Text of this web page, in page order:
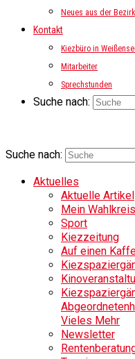
Neues aus der
Kontakt
Kiezbüro in
Mitarbeiter
Sprechstunden
Suche nach:
Suche nach:
Aktuelles
Aktuelle Artikel
Mein Wahlkreis
Sport
Kiezzeitung
Auf einen
Vieles Mehr
Newsletter